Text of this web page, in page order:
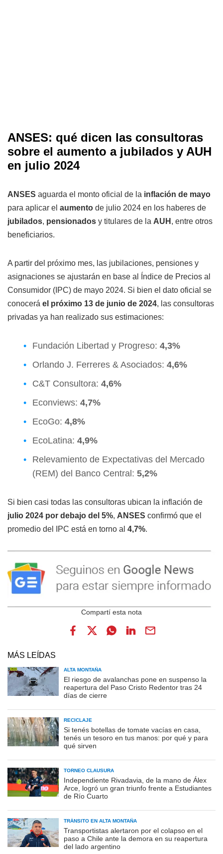
ANSES: qué dicen las consultoras
sobre el aumento a jubilados y AUH
en julio 2024
ANSES aguarda el monto oficial de la inflación de mayo
para aplicar el aumento de julio 2024 en los haberes de
jubilados, pensionados y titulares de la AUH , entre otros
beneficiarios.
A partir del próximo mes, las jubilaciones, pensiones y
asignaciones se ajustarán en base al Índice de Precios al
Consumidor (IPC) de mayo 2024. Si bien el dato oficial se
conocerá el próximo 13 de junio de 2024, las consultoras
privadas ya han realizado sus estimaciones:
Fundación Libertad y Progreso: 4,3%
Orlando J. Ferreres & Asociados: 4,6%
C&T Consultora: 4,6%
Econviews: 4,7%
EcoGo: 4,8%
EcoLatina: 4,9%
Relevamiento de Expectativas del Mercado
(REM) del Banco Central: 5,2%
Si bien casi todas las consultoras ubican la inflación de
julio 2024 por debajo del 5%, ANSES confirmó que el
promedio del IPC está en torno al 4,7%.
MÁS LEÍDAS
ALTA MONTAÑA
El riesgo de avalanchas pone en suspenso la
reapertura del Paso Cristo Redentor tras 24
días de cierre
RECICLAJE
Si tenés botellas de tomate vacías en casa,
tenés un tesoro en tus manos: por qué y para
qué sirven
TORNEO CLAUSURA
Independiente Rivadavia, de la mano de Álex
Arce, logró un gran triunfo frente a Estudiantes
de Río Cuarto
TRÁNSITO EN ALTA MONTAÑA
Transportistas alertaron por el colapso en el
paso a Chile ante la demora en su reapertura
del lado argentino